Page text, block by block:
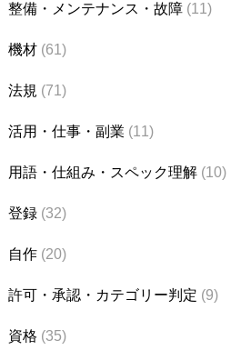
整備・メンテナンス・故障 (11)
機材 (61)
法規 (71)
活用・仕事・副業 (11)
用語・仕組み・スペック理解 (10)
登録 (32)
自作 (20)
許可・承認・カテゴリー判定 (9)
資格 (35)